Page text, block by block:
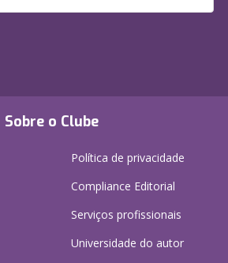
Sobre o Clube
Política de privacidade
Compliance Editorial
Serviços profissionais
Universidade do autor